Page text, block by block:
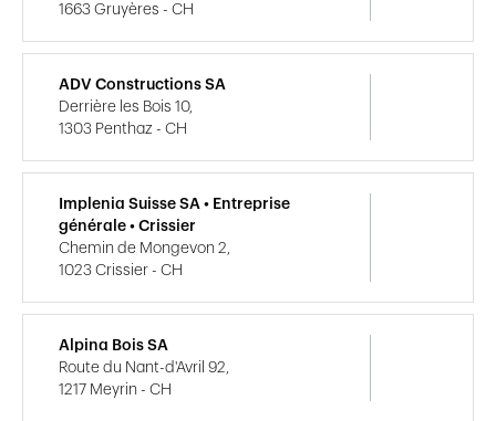
1663 Gruyères - CH
ADV Constructions SA
Derrière les Bois 10,
1303 Penthaz - CH
Implenia Suisse SA • Entreprise
générale • Crissier
Chemin de Mongevon 2,
1023 Crissier - CH
Alpina Bois SA
Route du Nant-d'Avril 92,
1217 Meyrin - CH